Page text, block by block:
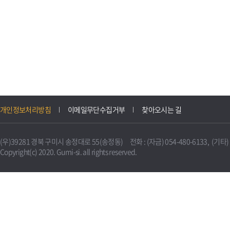
개인정보처리방침 이메일무단수집거부 찾아오시는 길
(우)39281 경북 구미시 송정대로 55(송정동) 전화 : (자금) 054-480-6133, (기타
Copyright(c) 2020. Gumi-si. all rights reserved.